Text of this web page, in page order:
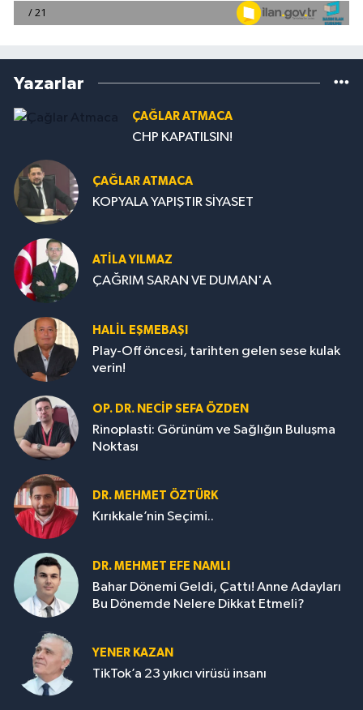
Yazarlar
ÇAĞLAR ATMACA
CHP KAPATILSIN!
ÇAĞLAR ATMACA
KOPYALA YAPIŞTIR SİYASET
ATILA YILMAZ
ÇAĞRIM SARAN VE DUMAN'A
HALIL EŞMEBAŞI
Play-Off öncesi, tarihten gelen sese kulak
verin!
OP. DR. NECIP SEFA ÖZDEN
Rinoplasti: Görünüm ve Sağlığın Buluşma
Noktası
DR. MEHMET ÖZTÜRK
Kırıkkale’nin Seçimi..
DR. MEHMET EFE NAMLI
Bahar Dönemi Geldi, Çattı! Anne Adayları
Bu Dönemde Nelere Dikkat Etmeli?
YENER KAZAN
TikTok’a 23 yıkıcı virüsü insanı